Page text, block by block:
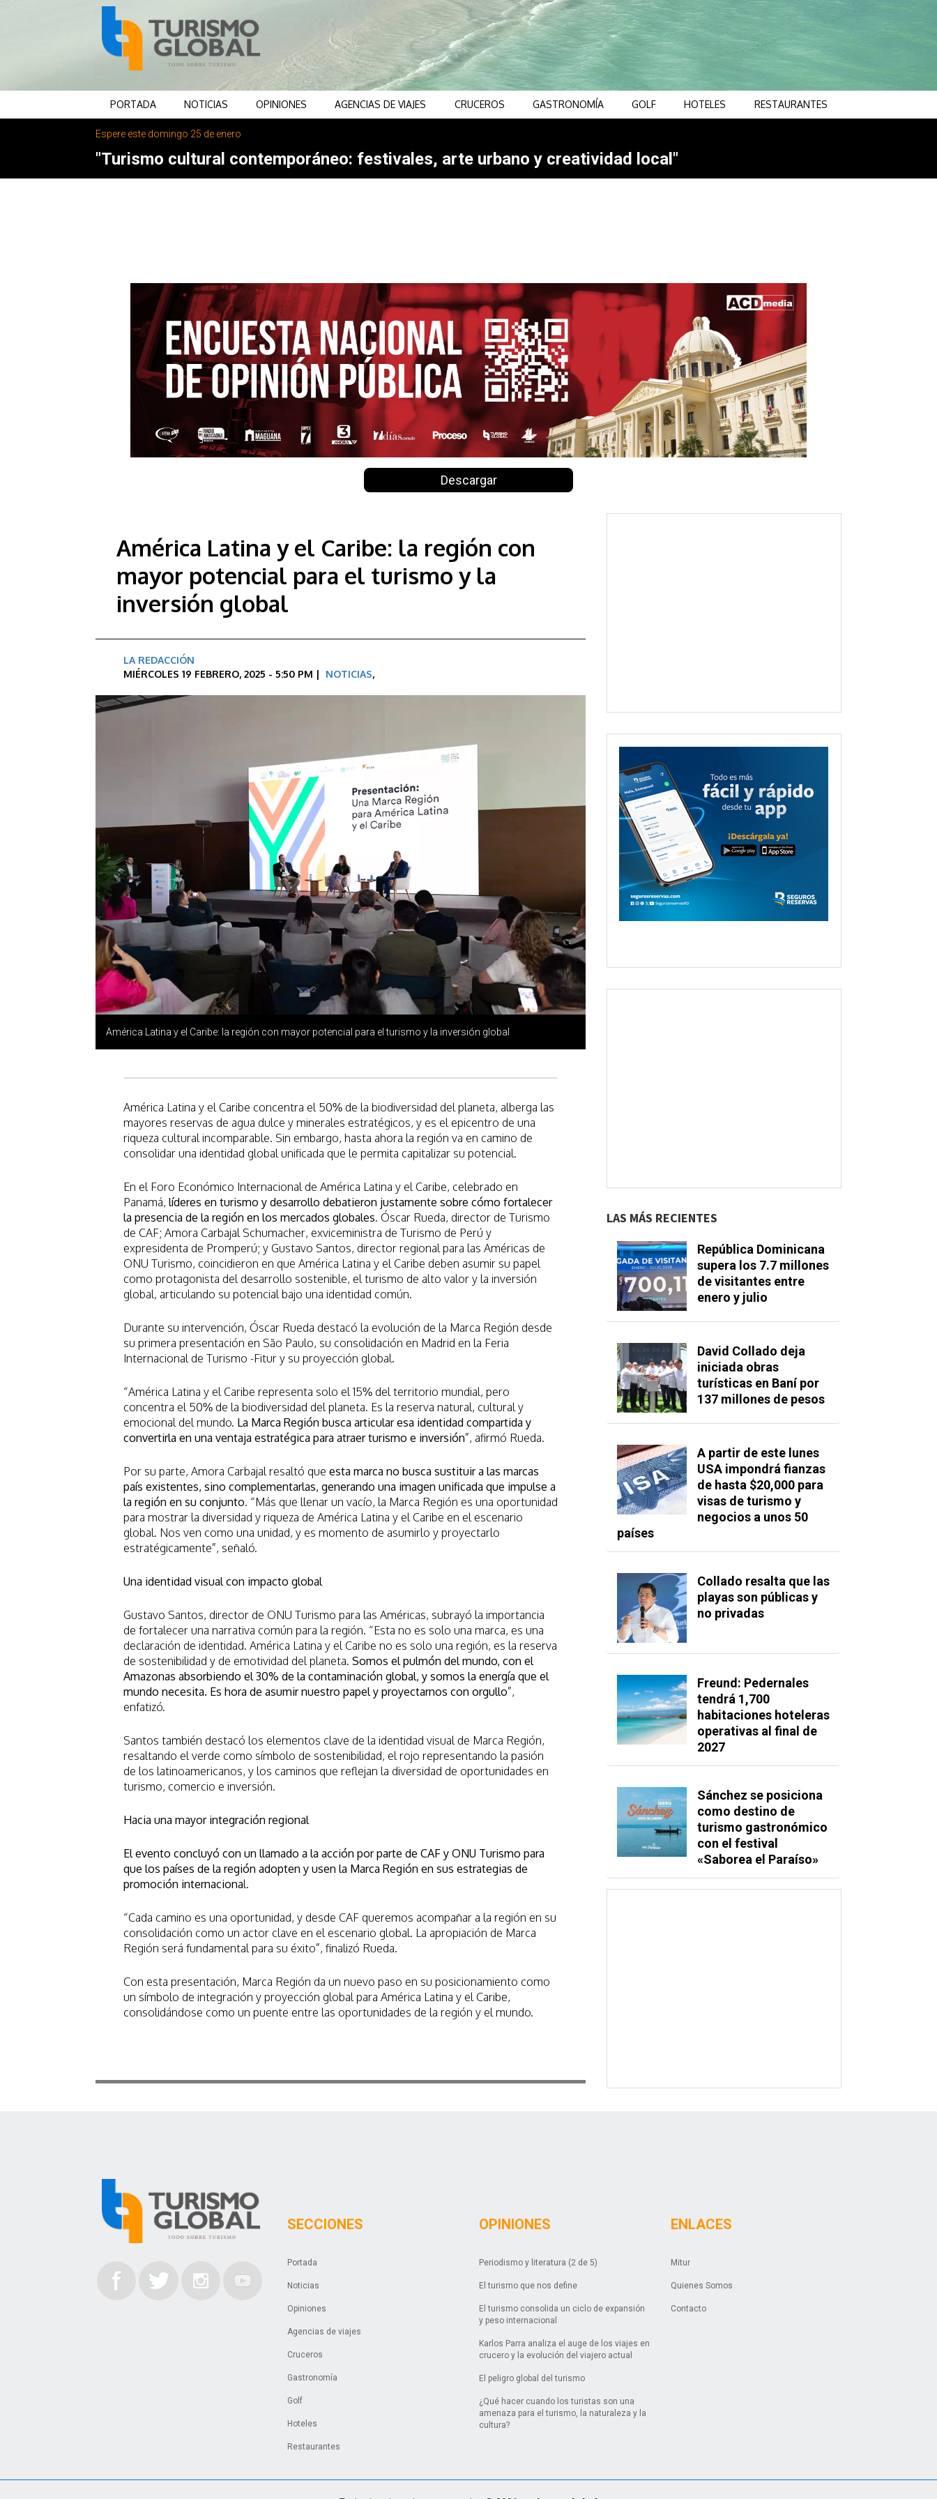
PORTADA NOTICIAS OPINIONES AGENCIAS DE VIAJES CRUCEROS GASTRONOMÍA GOLF HOTELES RESTAURANTES
Espere este domingo 25 de enero
"Turismo cultural contemporáneo: festivales, arte urbano y creatividad local"
Descargar
América Latina y el Caribe: la región con
mayor potencial para el turismo y la
inversión global
LA REDACCIÓN
MIÉRCOLES 19 FEBRERO, 2025 - 5:50 PM | NOTICIAS,
América Latina y el Caribe: la región con mayor potencial para el turismo y la inversión global
América Latina y el Caribe concentra el 50% de la biodiversidad del planeta, alberga las
mayores reservas de agua dulce y minerales estratégicos, y es el epicentro de una
riqueza cultural incomparable. Sin embargo, hasta ahora la región va en camino de
consolidar una identidad global unificada que le permita capitalizar su potencial.
En el Foro Económico Internacional de América Latina y el Caribe, celebrado en
Panamá, líderes en turismo y desarrollo debatieron justamente sobre cómo fortalecer
la presencia de la región en los mercados globales. Óscar Rueda, director de Turismo
de CAF; Amora Carbajal Schumacher, exviceministra de Turismo de Perú y
expresidenta de Promperú; y Gustavo Santos, director regional para las Américas de
ONU Turismo, coincidieron en que América Latina y el Caribe deben asumir su papel
como protagonista del desarrollo sostenible, el turismo de alto valor y la inversión
global, articulando su potencial bajo una identidad común.
Durante su intervención, Óscar Rueda destacó la evolución de la Marca Región desde
su primera presentación en São Paulo, su consolidación en Madrid en la Feria
Internacional de Turismo -Fitur y su proyección global.
“América Latina y el Caribe representa solo el 15% del territorio mundial, pero
concentra el 50% de la biodiversidad del planeta. Es la reserva natural, cultural y
emocional del mundo. La Marca Región busca articular esa identidad compartida y
convertirla en una ventaja estratégica para atraer turismo e inversión”, afirmó Rueda.
Por su parte, Amora Carbajal resaltó que esta marca no busca sustituir a las marcas
país existentes, sino complementarlas, generando una imagen unificada que impulse a
la región en su conjunto. “Más que llenar un vacío, la Marca Región es una oportunidad
para mostrar la diversidad y riqueza de América Latina y el Caribe en el escenario
global. Nos ven como una unidad, y es momento de asumirlo y proyectarlo
estratégicamente”, señaló.
Una identidad visual con impacto global
Gustavo Santos, director de ONU Turismo para las Américas, subrayó la importancia
de fortalecer una narrativa común para la región. “Esta no es solo una marca, es una
declaración de identidad. América Latina y el Caribe no es solo una región, es la reserva
de sostenibilidad y de emotividad del planeta. Somos el pulmón del mundo, con el
Amazonas absorbiendo el 30% de la contaminación global, y somos la energía que el
mundo necesita. Es hora de asumir nuestro papel y proyectarnos con orgullo”,
enfatizó.
Santos también destacó los elementos clave de la identidad visual de Marca Región,
resaltando el verde como símbolo de sostenibilidad, el rojo representando la pasión
de los latinoamericanos, y los caminos que reflejan la diversidad de oportunidades en
turismo, comercio e inversión.
Hacia una mayor integración regional
El evento concluyó con un llamado a la acción por parte de CAF y ONU Turismo para
que los países de la región adopten y usen la Marca Región en sus estrategias de
promoción internacional.
“Cada camino es una oportunidad, y desde CAF queremos acompañar a la región en su
consolidación como un actor clave en el escenario global. La apropiación de Marca
Región será fundamental para su éxito”, finalizó Rueda.
Con esta presentación, Marca Región da un nuevo paso en su posicionamiento como
un símbolo de integración y proyección global para América Latina y el Caribe,
consolidándose como un puente entre las oportunidades de la región y el mundo.
LAS MÁS RECIENTES
República Dominicana
supera los 7.7 millones
de visitantes entre
enero y julio
David Collado deja
iniciada obras
turísticas en Baní por
137 millones de pesos
A partir de este lunes
USA impondrá fianzas
de hasta $20,000 para
visas de turismo y
negocios a unos 50
países
Collado resalta que las
playas son públicas y
no privadas
Freund: Pedernales
tendrá 1,700
habitaciones hoteleras
operativas al final de
2027
Sánchez se posiciona
como destino de
turismo gastronómico
con el festival
«Saborea el Paraíso»
SECCIONES
Portada
Noticias
Opiniones
Agencias de viajes
Cruceros
Gastronomía
Golf
Hoteles
Restaurantes
OPINIONES
Periodismo y literatura (2 de 5)
El turismo que nos define
El turismo consolida un ciclo de expansión
y peso internacional
Karlos Parra analiza el auge de los viajes en
crucero y la evolución del viajero actual
El peligro global del turismo
¿Qué hacer cuando los turistas son una
amenaza para el turismo, la naturaleza y la
cultura?
ENLACES
Mitur
Quienes Somos
Contacto